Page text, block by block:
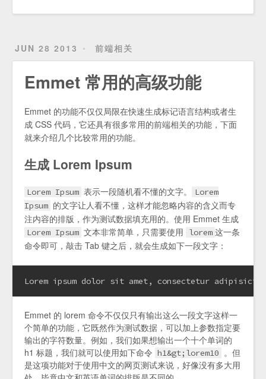
JUN 28 2013 前端相关
Emmet 常用的高级功能
Emmet 的功能不仅仅局限在快速生成标记语言结构或者生
成 CSS 代码，它还具有很多常用的前端相关的功能，下面
就来介绍几个比较常用的功能。
生成 Lorem Ipsum
Lorem Ipsum 表示一段随机看不懂的文字。
Lorem
Ipsum 的文字让人看不懂，这样才能忽略内容的含义而专
注内容的排版，作为测试数据填充用的。使用 Emmet 生成
Lorem Ipsum 文本非常简单，只需要使用 lorem 这一条
命令即可，敲击 Tab 键之后，就会生成如下一段文字：
Lorem ipsum dolor sit amet, consectetur
Emmet 的 lorem 命令不仅仅只有输出这么一段文字这样一
个简单的功能，它既然作为测试数据，可以加上参数指定要
输出的字符数量。例如，我们如果想输出一个十个单词的
h1 标题，我们就可以使用如下命令 h1&gt;lorem10 。但
是这项功能对于使用中文的网页测试来说，好像没有多大用